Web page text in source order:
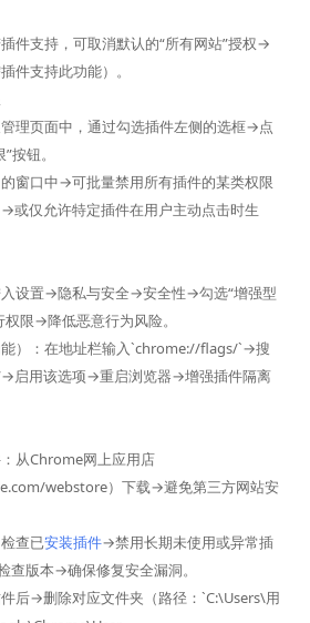
件支持，可取消默认的“所有网站”授权→
件支持此功能）。
理页面中，通过勾选插件左侧的选框→点
按钮。
窗口中→可批量禁用所有插件的某类权限
→或仅允许特定插件在用户主动点击时生
设置→隐私与安全→安全性→勾选“增强型
限→降低恶意行为风险。
）：在地址栏输入`chrome://flags/`→搜
启用该选项→重启浏览器→增强插件隔离
从Chrome网上应用店
webstore）下载→避免第三方网站安
查已安装插件→禁用长期未使用或异常插
查版本→确保修复安全漏洞。
后→删除对应文件夹（路径：`C:\Users\用